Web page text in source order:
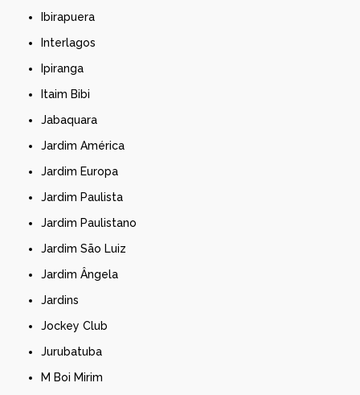
Ibirapuera
Interlagos
Ipiranga
Itaim Bibi
Jabaquara
Jardim América
Jardim Europa
Jardim Paulista
Jardim Paulistano
Jardim São Luiz
Jardim Ângela
Jardins
Jockey Club
Jurubatuba
M Boi Mirim